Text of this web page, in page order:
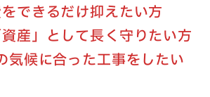
できるだけ抑えたい方
産」として長く守りたい方
気候に合った工事をしたい